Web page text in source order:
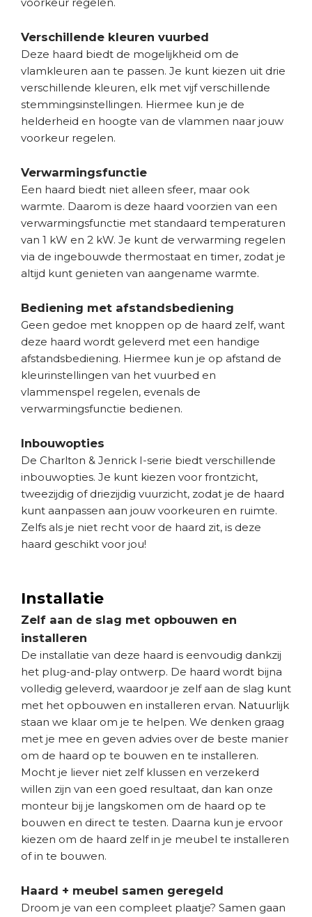
Verschillende kleuren vuurbed
Deze haard biedt de mogelijkheid om de
vlamkleuren aan te passen. Je kunt kiezen uit drie
verschillende kleuren, elk met vijf verschillende
stemmingsinstellingen. Hiermee kun je de
helderheid en hoogte van de vlammen naar jouw
voorkeur regelen.
Verwarmingsfunctie
Een haard biedt niet alleen sfeer, maar ook
warmte. Daarom is deze haard voorzien van een
verwarmingsfunctie met standaard temperaturen
van 1 kW en 2 kW. Je kunt de verwarming regelen
via de ingebouwde thermostaat en timer, zodat je
altijd kunt genieten van aangename warmte.
Bediening met afstandsbediening
Geen gedoe met knoppen op de haard zelf, want
deze haard wordt geleverd met een handige
afstandsbediening. Hiermee kun je op afstand de
kleurinstellingen van het vuurbed en
vlammenspel regelen, evenals de
verwarmingsfunctie bedienen.
Inbouwopties
De Charlton & Jenrick I-serie biedt verschillende
inbouwopties. Je kunt kiezen voor frontzicht,
tweezijdig of driezijdig vuurzicht, zodat je de haard
kunt aanpassen aan jouw voorkeuren en ruimte.
Zelfs als je niet recht voor de haard zit, is deze
haard geschikt voor jou!
Installatie
Zelf aan de slag met opbouwen en
installeren
De installatie van deze haard is eenvoudig dankzij
het plug-and-play ontwerp. De haard wordt bijna
volledig geleverd, waardoor je zelf aan de slag kunt
met het opbouwen en installeren ervan. Natuurlijk
staan we klaar om je te helpen. We denken graag
met je mee en geven advies over de beste manier
om de haard op te bouwen en te installeren.
Mocht je liever niet zelf klussen en verzekerd
willen zijn van een goed resultaat, dan kan onze
monteur bij je langskomen om de haard op te
bouwen en direct te testen. Daarna kun je ervoor
kiezen om de haard zelf in je meubel te installeren
of in te bouwen.
Haard + meubel samen geregeld
Droom je van een compleet plaatje? Samen gaan